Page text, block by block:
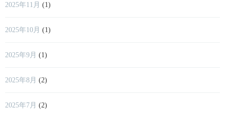
2025年11月 (1)
2025年10月 (1)
2025年9月 (1)
2025年8月 (2)
2025年7月 (2)